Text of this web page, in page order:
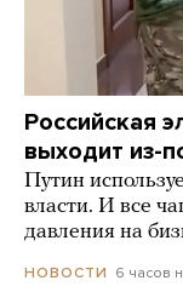
Российская
выходит из-
Путин
власти. И все
давления на
НОВОСТИ 6 часов